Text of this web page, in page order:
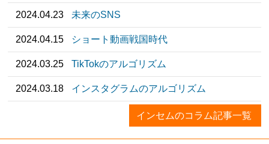
2024.04.23 未来のSNS
2024.04.15 ショート動画戦国時代
2024.03.25 TikTokのアルゴリズム
2024.03.18 インスタグラムのアルゴリズム
インセムのコラム記事一覧